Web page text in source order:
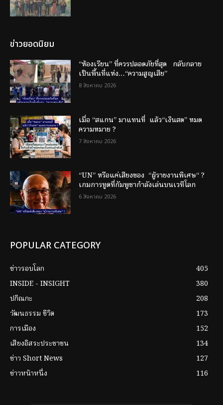
ข่าวยอดนิยม
“ห้องเรียน” ที่ควรปลอดภัยที่สุด กลับกลาย
เป็นพื้นที่แห่ง…“ความสูญเสีย”
8 สิงหาคม 2026
เมื่อ “สแกน” มาแทนที่ แล้ว“เงินสด” หมด
ความหมาย ?
7 สิงหาคม 2026
“UN” หรือแค่เสียงของ “ผู้รายงานพิเศษ“ ?
เกมการทูตที่กัมพูชากำลังเล่นบนเวทีโลก
6 สิงหาคม 2026
POPULAR CATEGORY
ข่าวรอบโลก
405
INSIDE - INSIGHT
380
ปกิณกะ
208
วัฒนธรรม ชีวิต
173
การเมือง
152
เสียงอิสระประชาชน
134
ข่าว Short News
127
ข่าวหน้าหนึ่ง
116